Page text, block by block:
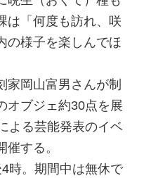
は「何度も訪れ、咲
の様子を楽しんでほ
岡山富男さんが制
オブジェ約30点を展
よる芸能発表のイベ
する。
時。期間中は無休で